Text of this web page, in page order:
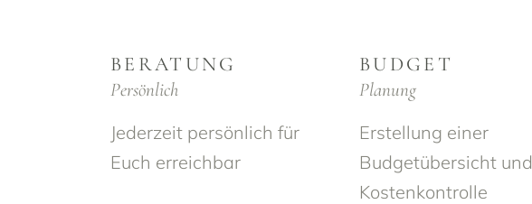
BERATUNG
Persönlich
Jederzeit persönlich für
Euch erreichbar
BUDGET
Planung
Erstellung einer
Budgetübersicht und
Kostenkontrolle